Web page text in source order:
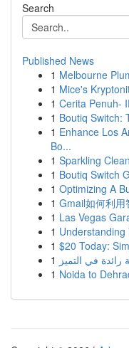
Search
Published News
1 Melbourne
1 Mice's
1 Cerita Penuh-
1 Boutiq Switch:
1 Enhance Los
Bo...
1 Sparkling
1 Boutiq Switch
1 Optimizing A
1 Gmail如何利用
1 Las Vegas
1
1 $20 Today:
1 في التميز
1 Noida to